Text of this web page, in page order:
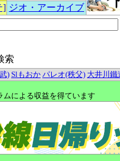
] ジオ・アーカイブ
索
)Slもおか パレオ(秩父) 大井川鐵
による収益を得ています